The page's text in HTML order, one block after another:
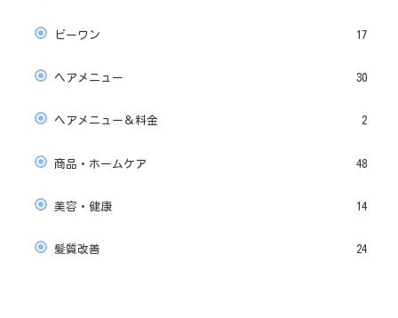
ビーワン 17
ヘアメニュー 30
ヘアメニュー＆料金 2
商品・ホームケア 48
美容・健康 14
髪質改善 24